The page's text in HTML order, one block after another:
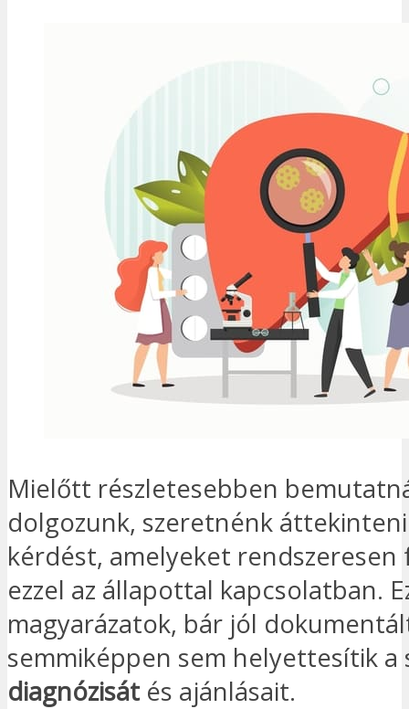
Mielőtt részletesebben
dolgozunk, szeretnénk
kérdést, amelyeket rendszeresen
ezzel az állapottal kapcsolatban.
magyarázatok, bár jól
semmiképpen sem helyettesítik a
diagnózisát és ajánlásait.